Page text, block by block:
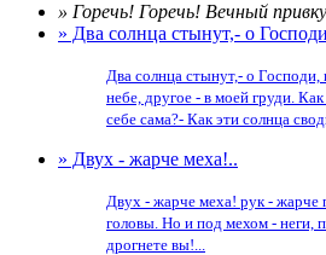
» Горечь! Горечь! Вечный
» Два солнца стынут,- о
Два солнца стынут,- о
небе, другое - в моей груди.
себе сама?- Как эти солнца
» Двух - жарче меха!..
Двух - жарче меха! рук - жарче
головы. Но и под мехом - неги,
дрогнете вы!...